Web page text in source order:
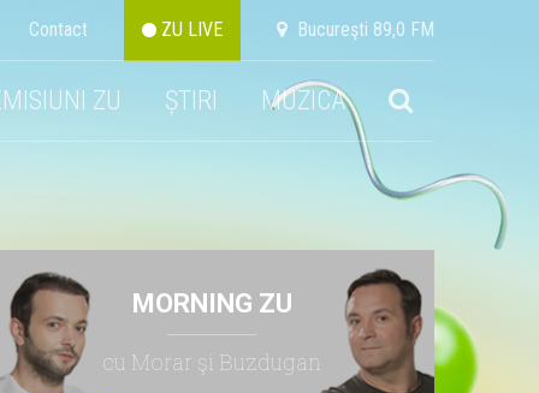
Contact ZU LIVE Bucureşti 89,0 FM
ZU ȘTIRI MUZICA
MORNING ZU
cu Morar şi Buzdugan